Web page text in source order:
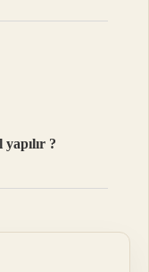
yapılır ?